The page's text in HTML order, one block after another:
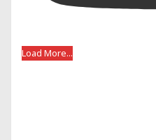
Load More...